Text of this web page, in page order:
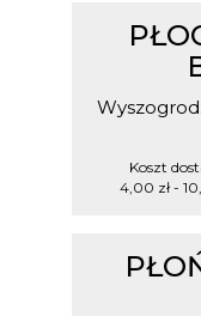
Koszt
4,00 zł -